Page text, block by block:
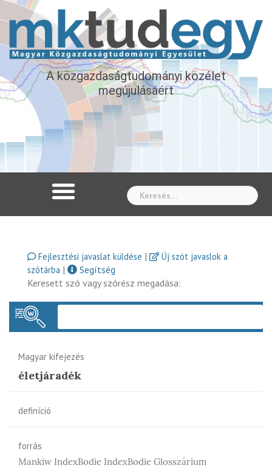
A közgazdaságtudományi közélet
megújulásáért
Fejlesztési javaslat küldése |
Új szót javaslok a
szótárba |
Segítség
Keresett szó vagy szórész megadása:
Magyar kifejezés
életjáradék
definíció
forrás
Mankiw IndexBodie IndexBodie Glosszárium